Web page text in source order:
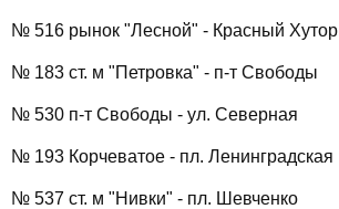
№ 516 рынок "Лесной" - Красный Хутор
№ 183 ст. м "Петровка" - п-т Свободы
№ 530 п-т Свободы - ул. Северная
№ 193 Корчеватое - пл. Ленинградская
№ 537 ст. м "Нивки" - пл. Шевченко